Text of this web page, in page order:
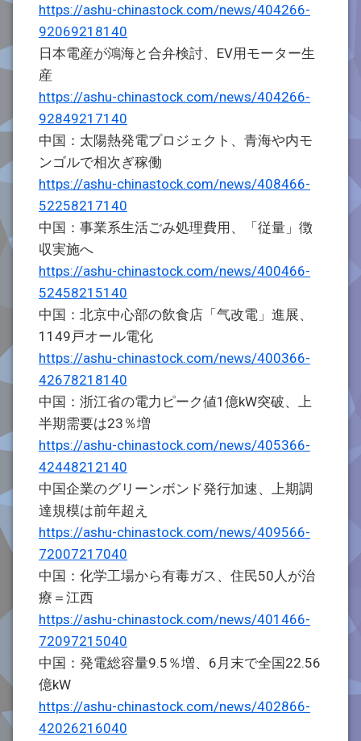
https://ashu-chinastock.com/news/404266-
92069218140
日本電産が鴻海と合弁検討、EV用モーター生
産
https://ashu-chinastock.com/news/404266-
92849217140
中国：太陽熱発電プロジェクト、青海や内モ
ンゴルで相次ぎ稼働
https://ashu-chinastock.com/news/408466-
52258217140
中国：事業系生活ごみ処理費用、「従量」徴
収実施へ
https://ashu-chinastock.com/news/400466-
52458215140
中国：北京中心部の飲食店「气改電」進展、
1149戸オール電化
https://ashu-chinastock.com/news/400366-
42678218140
中国：浙江省の電力ピーク値1億kW突破、上
半期需要は23％増
https://ashu-chinastock.com/news/405366-
42448212140
中国企業のグリーンボンド発行加速、上期調
達規模は前年超え
https://ashu-chinastock.com/news/409566-
72007217040
中国：化学工場から有毒ガス、住民50人が治
療＝江西
https://ashu-chinastock.com/news/401466-
72097215040
中国：発電総容量9.5％増、6月末で全国22.56
億kW
https://ashu-chinastock.com/news/402866-
42026216040